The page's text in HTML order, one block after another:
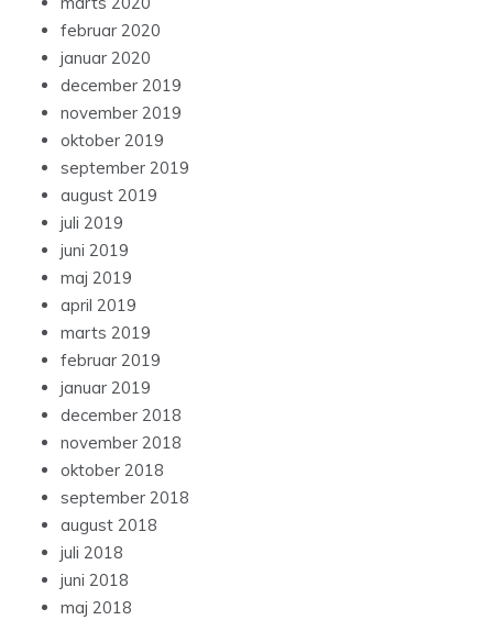
februar 2020
januar 2020
december 2019
november 2019
oktober 2019
september 2019
august 2019
juli 2019
juni 2019
maj 2019
april 2019
marts 2019
februar 2019
januar 2019
december 2018
november 2018
oktober 2018
september 2018
august 2018
juli 2018
juni 2018
maj 2018